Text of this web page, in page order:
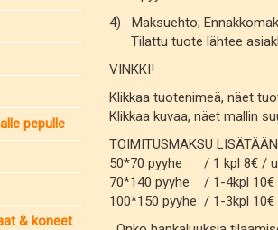
pepulle
& koneet
4) Maksuehto;
Tilattu tuote lähtee
VINKKI!
Klikkaa tuotenimeä, näet
Klikkaa kuvaa, näet mallin
TOIMITUSMAKSU
50*70 pyyhe / 1 kpl 8€ /
70*140 pyyhe / 1-4kpl 10€
100*150 pyyhe / 1-3kpl 10€